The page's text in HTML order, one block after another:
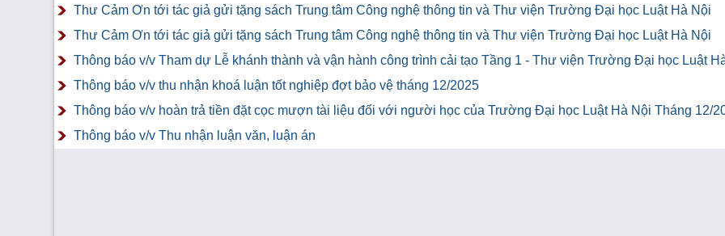
Thư Cảm Ơn tới tác giả gửi tặng sách Trung tâm Công nghệ thông tin và Thư viện Trường Đại học Luật Hà Nội
Thư Cảm Ơn tới tác giả gửi tặng sách Trung tâm Công nghệ thông tin và Thư viện Trường Đại học Luật Hà Nội
Thông báo v/v Tham dự Lễ khánh thành và vận hành công trình cải tạo Tầng 1 - Thư viện Trường Đại học Luật
Thông báo v/v thu nhận khoá luận tốt nghiệp đợt bảo vệ tháng 12/2025
Thông báo v/v hoàn trả tiền đặt cọc mượn tài liệu đối với người học của Trường Đại học Luật Hà Nội Tháng 12/
Thông báo v/v Thu nhận luận văn, luận án